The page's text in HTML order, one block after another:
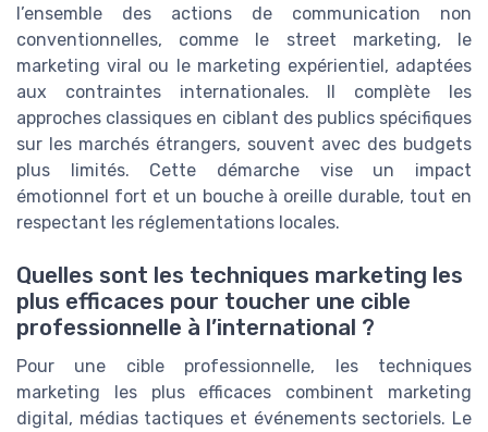
l’ensemble des actions de communication non
conventionnelles, comme le street marketing, le
marketing viral ou le marketing expérientiel, adaptées
aux contraintes internationales. Il complète les
approches classiques en ciblant des publics spécifiques
sur les marchés étrangers, souvent avec des budgets
plus limités. Cette démarche vise un impact
émotionnel fort et un bouche à oreille durable, tout en
respectant les réglementations locales.
Quelles sont les techniques marketing les
plus efficaces pour toucher une cible
professionnelle à l’international ?
Pour une cible professionnelle, les techniques
marketing les plus efficaces combinent marketing
digital, médias tactiques et événements sectoriels. Le